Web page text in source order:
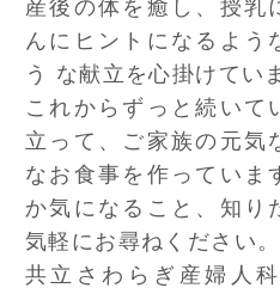
産後の体を癒し、授乳
んにヒントになるよう
う な献立を心掛けてい
これからずっと続いて
立って、ご家族の元気
なお食事を作っていま
か気になること、知り
気軽にお尋ねください。
共立さわらぎ産婦人